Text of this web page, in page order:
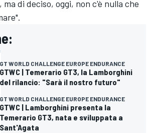
di deciso, oggi, non c'è nulla che
GT WORLD CHALLENGE EUROPE ENDURANCE
GTWC | Temerario GT3, la Lamborghini
del rilancio: "Sarà il nostro futuro"
GT WORLD CHALLENGE EUROPE ENDURANCE
GTWC | Lamborghini presenta la
Temerario GT3, nata e sviluppata a
Sant'Agata